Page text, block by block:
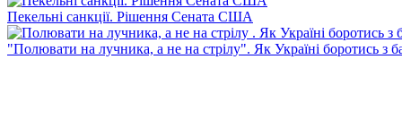
Пекельні санкції. Рішення Сената США
"Полювати на лучника, а не на стрілу". Як Україні боротись з